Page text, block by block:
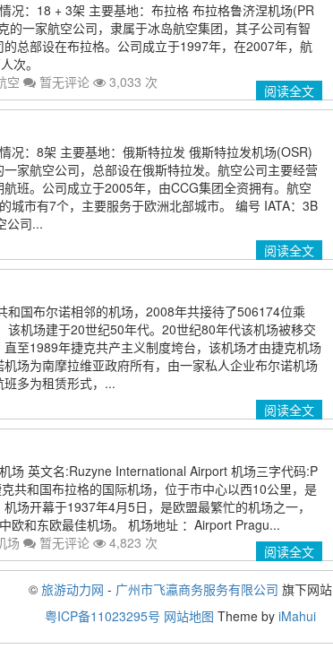
况：18 + 3架 主要基地：布拉格 布拉格鲁济涅机场(PR
的一家航空公司，隶属于冰岛航空集团，其子公司有智
总部设在布拉格。公司成立于1997年，在2007年，航
次。
空 暂无评论 3,033 次 阅读全文
况：8架 主要基地：俄斯特拉发 俄斯特拉发机场(OSR)
家航空公司，总部设在俄斯特拉发。航空公司主要经营
班。公司成立于2005年，由CCG集团全资拥有。航空
城市有7个，主要服务于欧洲北部城市。 编号 IATA：3B
公司...
阅读全文
和国布尔诺相邻的机场，2008年共接待了506174位乘
该机场建于20世纪50年代。20世纪80年代该机场被移交
至1989年捷克共产主义制度垮台，该机场才由捷克机场
场为南摩拉维亚政府所有，由一家私人企业布尔诺机场
多为租赁形式，...
阅读全文
场 英文名:Ruzyne International Airport 机场三字代码:P
共和国布拉格的国际机场，位于市中心以西10公里，是
场开幕于1937年4月5日，是欧盟最繁忙的机场之一，
欧和东欧最佳机场。 机场地址 ：Airport Pragu...
场 暂无评论 4,823 次 阅读全文
© 旅游动力网 - 广州市飞瀛商务服务有限公司 旗下网站
粤ICP备11023295号 网站地图 Theme by iMahui